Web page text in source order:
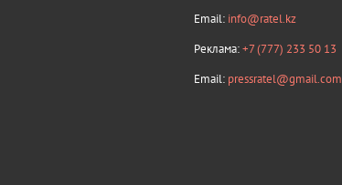
Email: info@ratel.kz
Реклама:+7 (777) 233 50 13
Email: pressratel@gmail.com